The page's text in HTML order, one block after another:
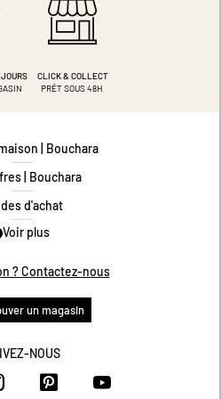
CLICK & COLLECT
PRÊT SOUS 48H
| Bouchara
| Bouchara
d'achat
des tailles
de fidélité
des offres
et retours
Voir plus
? Contactez-nous
un magasin
NOUS
https://